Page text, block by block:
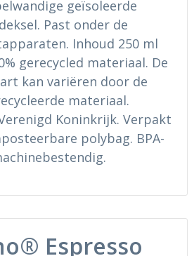
geïsoleerde
Past onder de
Inhoud 250 ml
gerecycled materiaal. De
kan variëren door de
materiaal.
Koninkrijk. Verpakt
polybag. BPA-
Espresso